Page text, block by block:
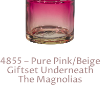
4855 – Pure Pink/Beige
Giftset Underneath
The Magnolias